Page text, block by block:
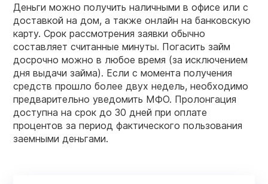
Деньги можно получить наличными в офисе или с
доставкой на дом, а также онлайн на банковскую
карту. Срок рассмотрения заявки обычно
составляет считанные минуты. Погасить займ
досрочно можно в любое время (за исключением
дня выдачи займа). Если с момента получения
средств прошло более двух недель, необходимо
предварительно уведомить МФО. Пролонгация
доступна на срок до 30 дней при оплате
процентов за период фактического пользования
заемными деньгами.